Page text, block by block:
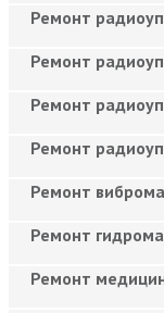
Ремонт
Ремонт
Ремонт
Ремонт
Ремонт
Ремонт
Ремонт